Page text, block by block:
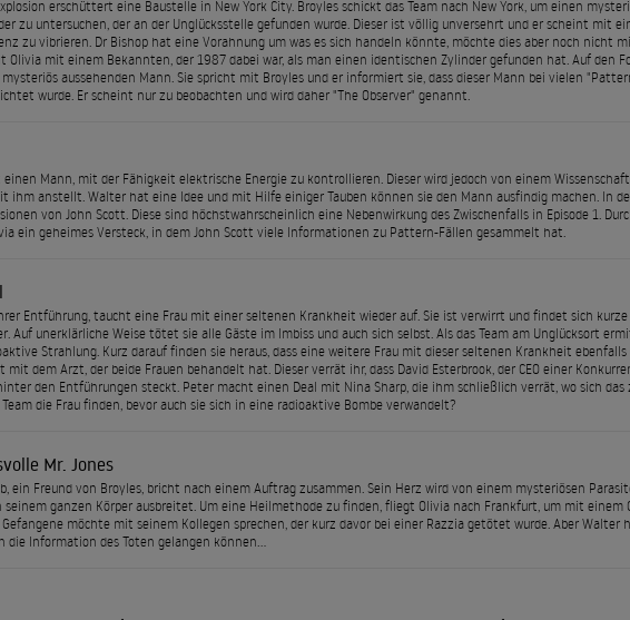
erschüttert eine Baustelle in New York City. Broyles schickt das Team nach New York, um einen
zu untersuchen, der an der Unglücksstelle gefunden wurde. Dieser ist völlig unversehrt und er scheint mit
zu vibrieren. Dr Bishop hat eine Vorahnung um was es sich handeln könnte, möchte dies aber noch nicht
Olivia mit einem Bekannten, der 1987 dabei war, als man einen identischen Zylinder gefunden hat. Auf den
aussehenden Mann. Sie spricht mit Broyles und er informiert sie, dass dieser Mann bei vielen
wurde. Er scheint nur zu beobachten und wird daher "The Observer" genannt.
einen Mann, mit der Fähigkeit elektrische Energie zu kontrollieren. Dieser wird jedoch von einem
ihm anstellt. Walter hat eine Idee und mit Hilfe einiger Tauben können sie den Mann ausfindig machen. In
von John Scott. Diese sind höchstwahrscheinlich eine Nebenwirkung des Zwischenfalls in Episode 1.
ein geheimes Versteck, in dem John Scott viele Informationen zu Pattern-Fällen gesammelt hat.
Entführung, taucht eine Frau mit einer seltenen Krankheit wieder auf. Sie ist verwirrt und findet sich
Auf unerklärliche Weise tötet sie alle Gäste im Imbiss und auch sich selbst. Als das Team am Unglücksort
Strahlung. Kurz darauf finden sie heraus, dass eine weitere Frau mit dieser seltenen Krankheit
mit dem Arzt, der beide Frauen behandelt hat. Dieser verrät ihr, dass David Esterbrook, der CEO einer
den Entführungen steckt. Peter macht einen Deal mit Nina Sharp, die ihm schließlich verrät, wo sich das
die Frau finden, bevor auch sie sich in eine radioaktive Bombe verwandelt?
Mr. Jones
ein Freund von Broyles, bricht nach einem Auftrag zusammen. Sein Herz wird von einem mysteriösen
seinem ganzen Körper ausbreitet. Um eine Heilmethode zu finden, fliegt Olivia nach Frankfurt, um mit einem
Gefangene möchte mit seinem Kollegen sprechen, der kurz davor bei einer Razzia getötet wurde. Aber Walter
Information des Toten gelangen können...